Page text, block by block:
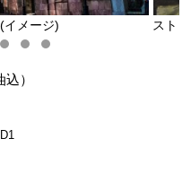
クリスマスマーケット/Ola
込）